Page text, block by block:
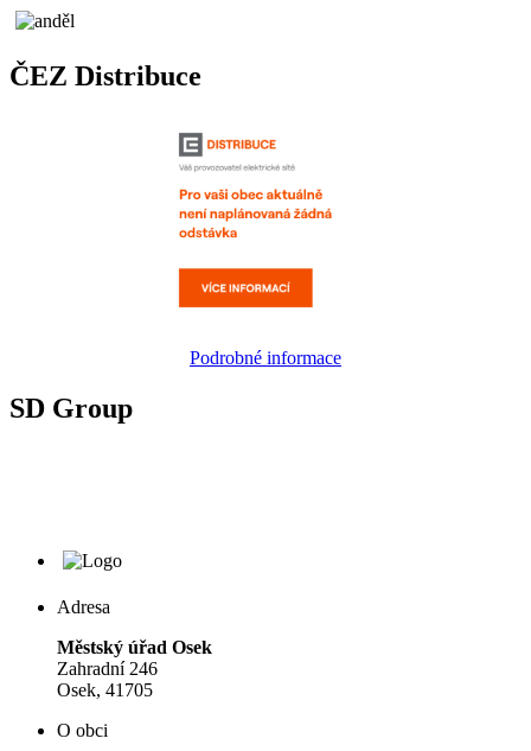
ČEZ Distribuce
Podrobné informace
SD Group
Adresa
Městský úřad Osek
Zahradní 246
Osek, 41705
O obci